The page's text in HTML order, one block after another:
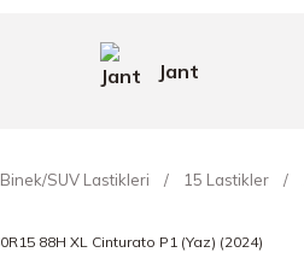
Jant
Binek/SUV Lastikleri 15 Lastikler